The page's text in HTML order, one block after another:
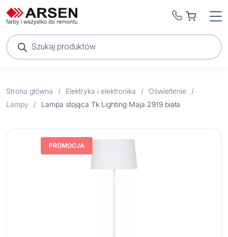
Wyszukiwarka
produktów
Strona główna / Elektryka i elektronika / Oświetlenie
/
Lampy
/ Lampa stojąca Tk Lighting Maja 2919 biała
PROMOCJA